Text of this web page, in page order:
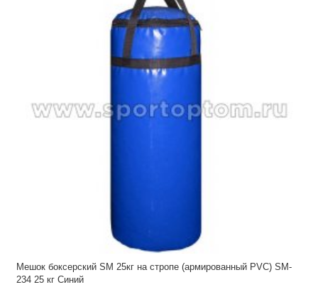
Мешок боксерский SM 25кг на стропе (армированный PVC) SM-
234 25 кг Синий